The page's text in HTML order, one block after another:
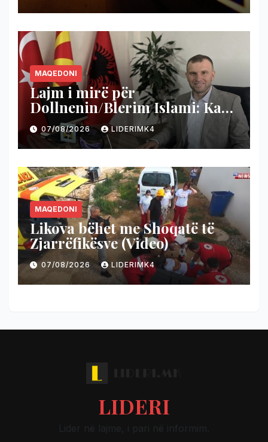
MAQEDONI
Lajm i mirë për
Dollnenin/Blerim Islami: Ka
nisur projekti i shumëpritur
për rrugën Cërnilishtë–
Ropotovë
07/08/2026 LIDERIMK4
MAQEDONI
Likova bëhet me Shoqatë të
Zjarrëfikësve (Video)
07/08/2026 LIDERIMK4
LIDERI
Lider në lajme, i pari në informim.